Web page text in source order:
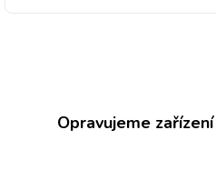
Opravujeme